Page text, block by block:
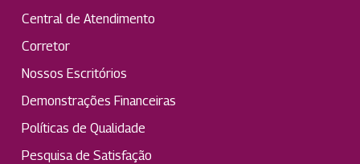
Central de Atendimento
Corretor
Nossos Escritórios
Demonstrações Financeiras
Políticas de Qualidade
Pesquisa de Satisfação